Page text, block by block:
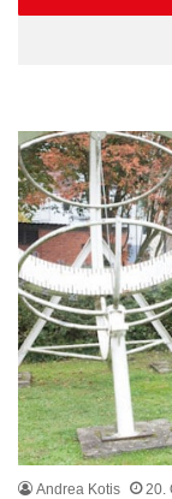
Andrea Kotis 20.